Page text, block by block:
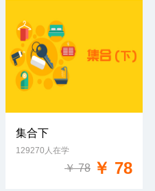
免费试学
集合下
129270人在学
￥ 78 ￥ 78